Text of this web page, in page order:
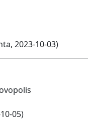
2023-10-03)
05)